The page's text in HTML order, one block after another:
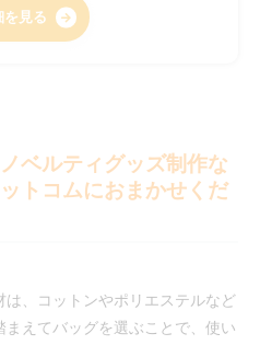
を見る
ベルティグッズ制作な
トコムにおまかせくだ
、コットンやポリエステルなど
えてバッグを選ぶことで、使い